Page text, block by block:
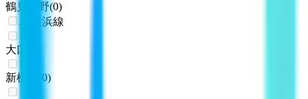
鶴見小野(0)
JR横浜線
大口
新横浜 0)